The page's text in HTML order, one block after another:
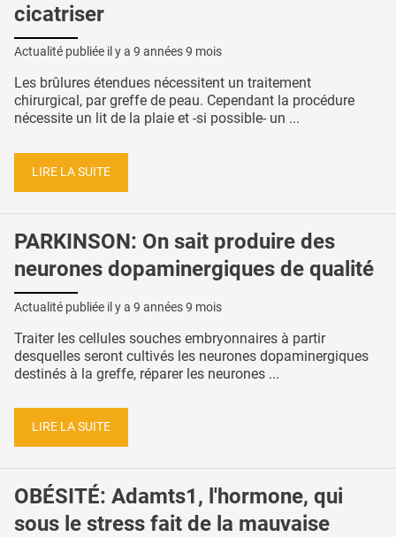
cicatriser
Actualité publiée il y a 9 années 9 mois
Les brûlures étendues nécessitent un traitement
chirurgical, par greffe de peau. Cependant la procédure
nécessite un lit de la plaie et -si possible- un ...
LIRE LA SUITE
PARKINSON: On sait produire des
neurones dopaminergiques de qualité
Actualité publiée il y a 9 années 9 mois
Traiter les cellules souches embryonnaires à partir
desquelles seront cultivés les neurones dopaminergiques
destinés à la greffe, réparer les neurones ...
LIRE LA SUITE
OBÉSITÉ: Adamts1, l'hormone, qui
sous le stress fait de la mauvaise